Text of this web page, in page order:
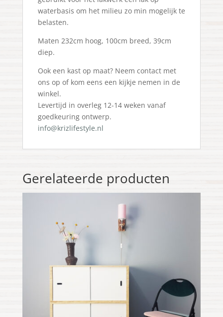
waterbasis om het milieu zo min mogelijk te
belasten.
Maten 232cm hoog, 100cm breed, 39cm
diep.
Ook een kast op maat? Neem contact met
ons op of kom eens een kijkje nemen in de
winkel.
Levertijd in overleg 12-14 weken vanaf
goedkeuring ontwerp.
info@krizlifestyle.nl
Gerelateerde producten